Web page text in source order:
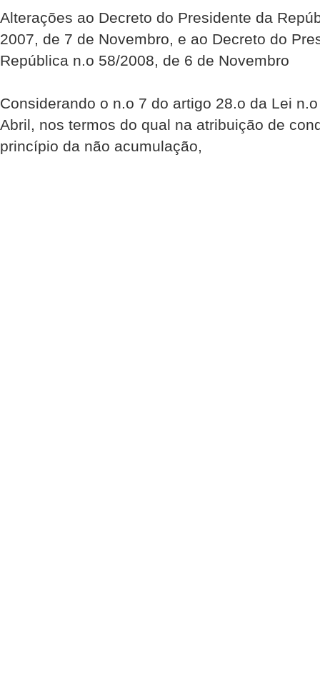
Alterações ao Decreto do Presidente da
2007, de 7 de Novembro, e ao Decreto do
República n.o 58/2008, de 6 de Novembro
Considerando o n.o 7 do artigo 28.o da Lei
Abril, nos termos do qual na atribuição de
princípio da não acumulação,